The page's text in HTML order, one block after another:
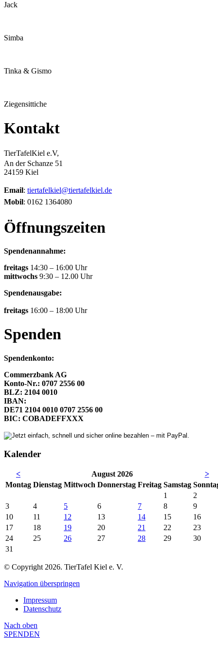
Jack
Simba
Tinka & Gismo
Ziegensittiche
Kontakt
TierTafelKiel e.V,
An der Schanze 51
24159 Kiel
Email: tiertafelkiel@tiertafelkiel.de
Mobil: 0162 1364080
Öffnungszeiten
Spendenannahme:
freitags 14:30 – 16:00 Uhr
mittwochs 9:30 – 12.00 Uhr
Spendenausgabe:
freitags 16:00 – 18:00 Uhr
Spenden
Spendenkonto:
Commerzbank AG
Konto-Nr.: 0707 2556 00
BLZ: 2104 0010
IBAN:
DE71 2104 0010 0707 2556 00
BIC: COBADEFFXXX
Kalender
< August 2026
>
Montag Dienstag Mittwoch Donnerstag Freitag Samstag So
1
2
3
4 5 6 7 8
9
10
11 12 13 14 15
16
17
18 19 20 21 22
23
24
25 26 27 28 29
30
31
© Copyright 2026. TierTafel Kiel e. V.
Navigation überspringen
Impressum
Datenschutz
Nach oben
SPENDEN